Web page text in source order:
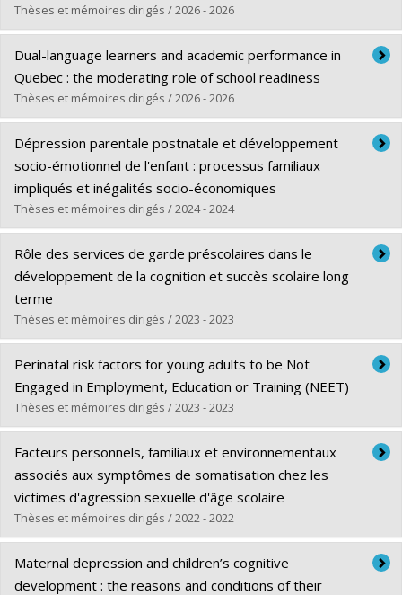
Lien vers le document dans Papyrus
Thèses et mémoires dirigés / 2026 - 2026
Diplômé(e) :Collet, Ophélie A.
Cycle :Doctorat
Diplôme obtenu :Ph. D.
Lien vers le document dans Papyrus
Dual-language learners and academic performance in
Quebec : the moderating role of school readiness
Thèses et mémoires dirigés / 2026 - 2026
Diplômé(e) :Jacques, Marie-Love
Cycle :Maîtrise
Diplôme obtenu :M. Sc.
Lien vers le document dans Papyrus
Dépression parentale postnatale et développement
socio-émotionnel de l'enfant : processus familiaux
impliqués et inégalités socio-économiques
Thèses et mémoires dirigés / 2024 - 2024
Diplômé(e) :Clément, Myriam
Cycle :Doctorat
Diplôme obtenu :
Lien vers le document dans Papyrus
Rôle des services de garde préscolaires dans le
développement de la cognition et succès scolaire long
terme
Thèses et mémoires dirigés / 2023 - 2023
Diplômé(e) : Losier, Talia
Cycle :Doctorat
Diplôme obtenu :Ph. D.
Lien vers le document dans Papyrus
Perinatal risk factors for young adults to be Not
Engaged in Employment, Education or Training (NEET)
Thèses et mémoires dirigés / 2023 - 2023
Diplômé(e) :Falutz, Rebecca
Cycle :Maîtrise
Diplôme obtenu :M. Sc.
Lien vers le document dans Papyrus
Facteurs personnels, familiaux et environnementaux
associés aux symptômes de somatisation chez les
victimes d'agression sexuelle d'âge scolaire
Thèses et mémoires dirigés / 2022 - 2022
Diplômé(e) :Raza, Hina
Cycle :Maîtrise
Maternal depression and children’s cognitive
development : the reasons and conditions of their